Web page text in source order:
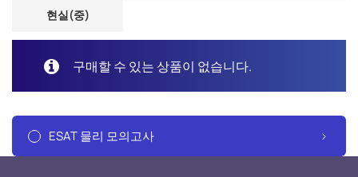
현실(중)
구매할 수 있는 상품이 없습니다.
ESAT 물리 모의고사